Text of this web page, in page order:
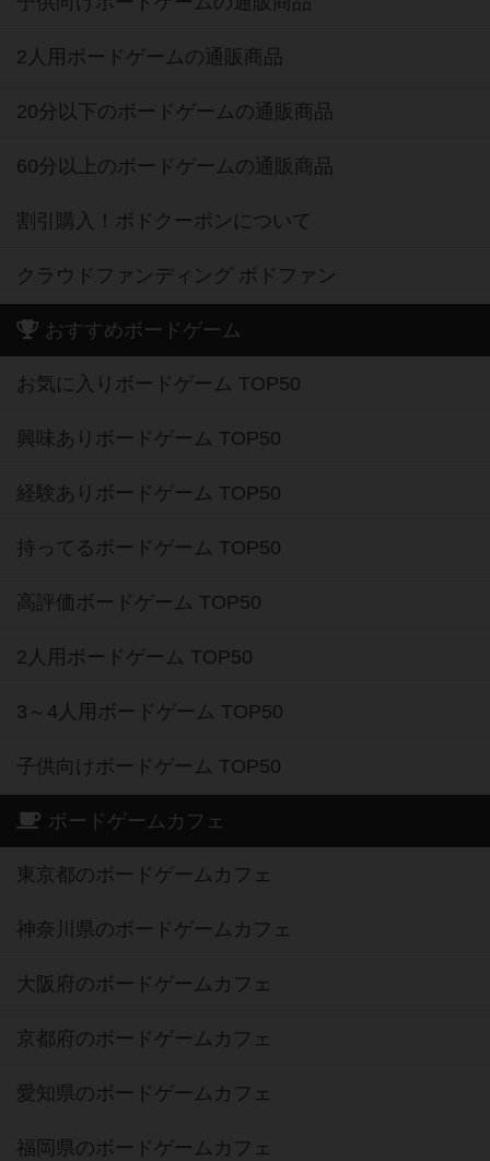
2人用ボードゲームの通販商品
20分以下のボードゲームの通販商品
60分以上のボードゲームの通販商品
割引購入！ボドクーポンについて
クラウドファンディング ボドファン
おすすめボードゲーム
お気に入りボードゲーム TOP50
興味ありボードゲーム TOP50
経験ありボードゲーム TOP50
持ってるボードゲーム TOP50
高評価ボードゲーム TOP50
2人用ボードゲーム TOP50
3～4人用ボードゲーム TOP50
子供向けボードゲーム TOP50
ボードゲームカフェ
東京都のボードゲームカフェ
神奈川県のボードゲームカフェ
大阪府のボードゲームカフェ
京都府のボードゲームカフェ
愛知県のボードゲームカフェ
福岡県のボードゲームカフェ